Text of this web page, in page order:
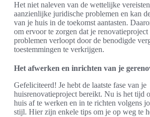
Het niet naleven van de wettelijke
aanzienlijke juridische problemen en kan
van je huis in de toekomst aantasten.
om ervoor te zorgen dat je renovatieproject
problemen verloopt door de benodigde
toestemmingen te verkrijgen.
Het afwerken en inrichten van je
Gefeliciteerd! Je hebt de laatste fase van je
huisrenovatieproject bereikt. Nu is het tijd
huis af te werken en in te richten volgens
stijl. Hier zijn enkele tips om je op weg te